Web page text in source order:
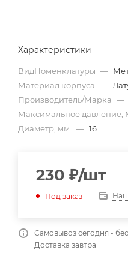
Характеристики
ВидНоменклатуры —
Материал корпуса —
Производитель/Марка —
Максимальное давление,
Диаметр, мм.
— 16
230 ₽/шт
Под заказ
Самовывоз сегодня -
Доставка завтра